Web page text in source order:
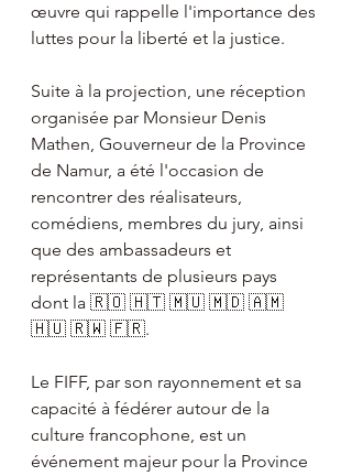
œuvre qui rappelle l'importance des
luttes pour la liberté et la justice.
Suite à la projection, une réception
organisée par Monsieur Denis
Mathen, Gouverneur de la Province
de Namur, a été l'occasion de
rencontrer des réalisateurs,
comédiens, membres du jury, ainsi
que des ambassadeurs et
représentants de plusieurs pays
dont la 🇷🇴 🇭🇹 🇲🇺 🇲🇩 🇦🇲
🇭🇺 🇷🇼 🇫🇷.
Le FIFF, par son rayonnement et sa
capacité à fédérer autour de la
culture francophone, est un
événement majeur pour la Province